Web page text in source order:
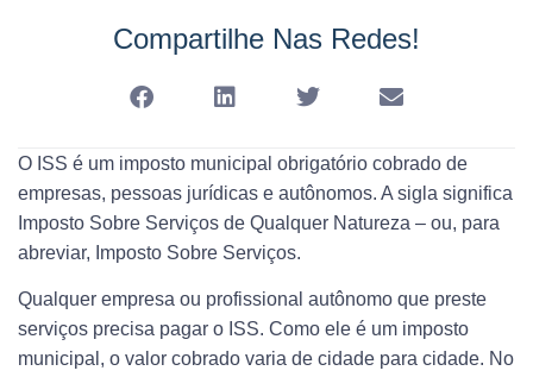
Compartilhe Nas Redes!
O ISS é um imposto municipal obrigatório cobrado de
empresas, pessoas jurídicas e autônomos. A sigla significa
Imposto Sobre Serviços de Qualquer Natureza – ou, para
abreviar, Imposto Sobre Serviços.
Qualquer empresa ou profissional autônomo que preste
serviços precisa pagar o ISS. Como ele é um imposto
municipal, o valor cobrado varia de cidade para cidade. No